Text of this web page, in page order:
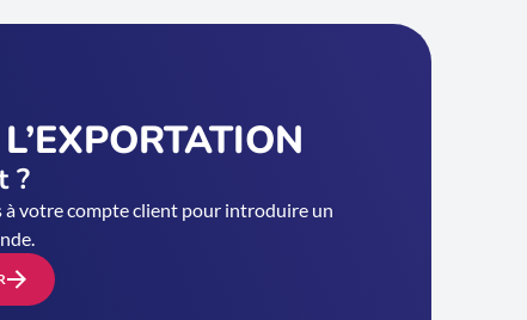
?
à votre compte client pour introduire un